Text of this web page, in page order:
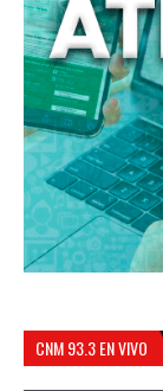
CNM 93.3 EN VIVO